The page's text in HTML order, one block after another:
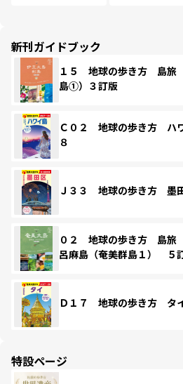
新刊ガイドブック
１５ 地球の歩き方 島旅
島①）３訂版
Ｃ０２ 地球の歩き方 ハ
８
Ｊ３３ 地球の歩き方 墨
０２ 地球の歩き方 島
呂麻島（奄美群島１） ５
Ｄ１７ 地球の歩き方 タ
特設ページ